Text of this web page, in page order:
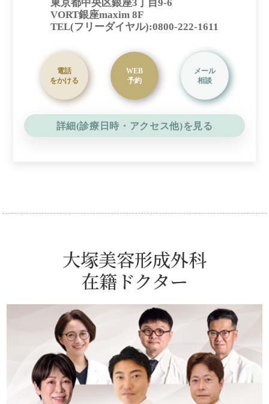
東京都中央区銀座3丁目9-6
VORT銀座maxim 8F
TEL(フリーダイヤル):0800-222-1611
電話
をかける
WEB
予約
メール
相談
詳細(診療日時・アクセス他)を見る
大塚美容形成外科
在籍ドクター